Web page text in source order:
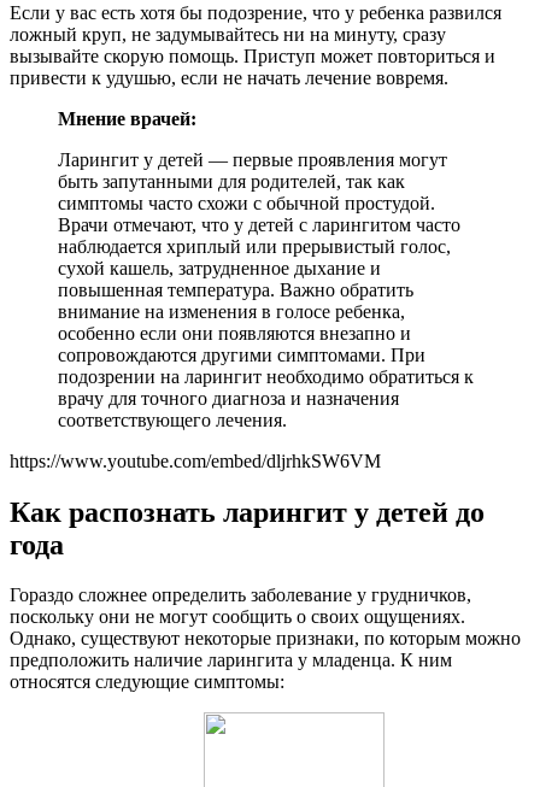
Если у вас есть хотя бы подозрение, что у ребенка развился
ложный круп, не задумывайтесь ни на минуту, сразу
вызывайте скорую помощь. Приступ может повториться и
привести к удушью, если не начать лечение вовремя.
Мнение врачей:
Ларингит у детей — первые проявления могут
быть запутанными для родителей, так как
симптомы часто схожи с обычной простудой.
Врачи отмечают, что у детей с ларингитом часто
наблюдается хриплый или прерывистый голос,
сухой кашель, затрудненное дыхание и
повышенная температура. Важно обратить
внимание на изменения в голосе ребенка,
особенно если они появляются внезапно и
сопровождаются другими симптомами. При
подозрении на ларингит необходимо обратиться к
врачу для точного диагноза и назначения
соответствующего лечения.
https://www.youtube.com/embed/dljrhkSW6VM
Как распознать ларингит у детей до
года
Гораздо сложнее определить заболевание у грудничков,
поскольку они не могут сообщить о своих ощущениях.
Однако, существуют некоторые признаки, по которым можно
предположить наличие ларингита у младенца. К ним
относятся следующие симптомы: